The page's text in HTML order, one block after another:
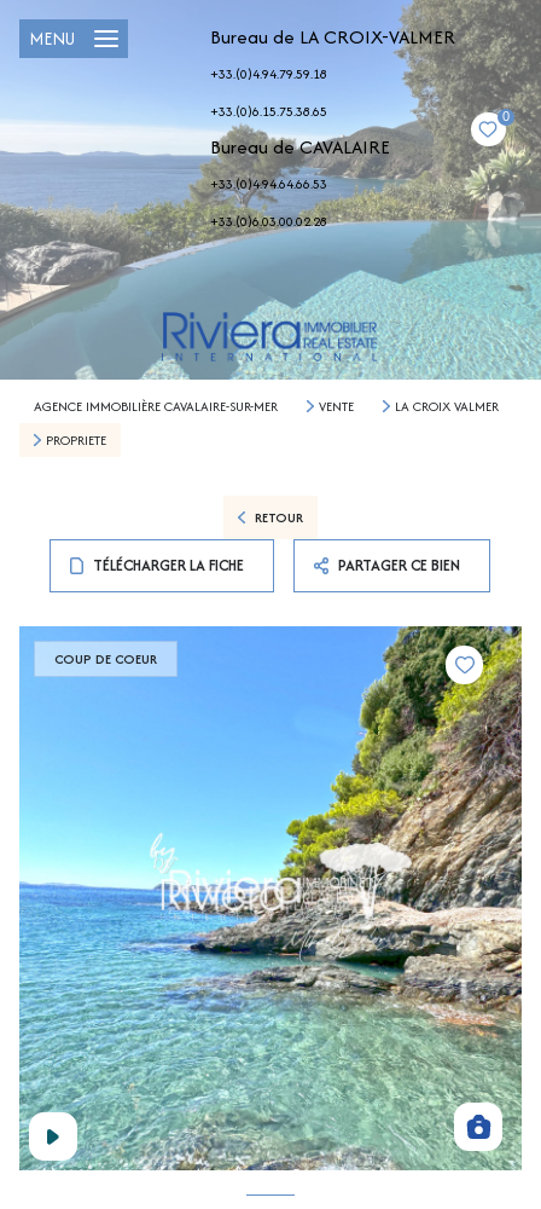
Bureau de LA CROIX-VALMER
+33.(0)4.94.79.59.18
+33.(0)6.15.75.38.65
Bureau de CAVALAIRE
+33.(0)4.94.64.66.53
+33.(0)6.03.00.02.28
0
MENU
AGENCE IMMOBILIÈRE CAVALAIRE-SUR-MER VENTE
LA CROIX VALMER
PROPRIETE
RETOUR
TÉLÉCHARGER LA FICHE PARTAGER CE BIEN
COUP DE COEUR